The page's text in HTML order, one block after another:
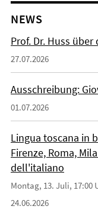
NEWS
Prof. Dr. Huss
27.07.2026
Ausschreibung:
01.07.2026
Lingua toscana in
Firenze, Roma,
dell'italiano
Montag, 13. Juli, 17:00
24.06.2026